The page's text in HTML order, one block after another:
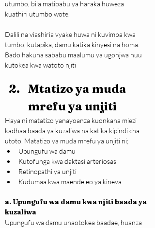
utumbo, bila matibabu ya haraka huweza
kuathiri utumbo wote.
Dalili na viashiria vyake huwa ni kuvimba kwa
tumbo, kutapika, damu katika kinyesi na homa.
Bado hakuna sababu maalumu ya ugonjwa huu
kutokea kwa watoto njiti
Mtatizo ya muda
mrefu ya unjiti
Haya ni matatizo yanayoanza kuonkana miezi
kadhaa baada ya kuzaliwa na katika kipindi cha
utoto. Matatizo ya muda mrefu ya unjiti ni;
Upungufu wa damu
Kutofunga kwa daktasi arteriosas
Retinopathi ya unjiti
Kudumaa kwa maendeleo ya kineva
a. Upungufu wa damu kwa njiti baada ya
kuzaliwa
Upungufu wa damu unaotokea baadae, huanza